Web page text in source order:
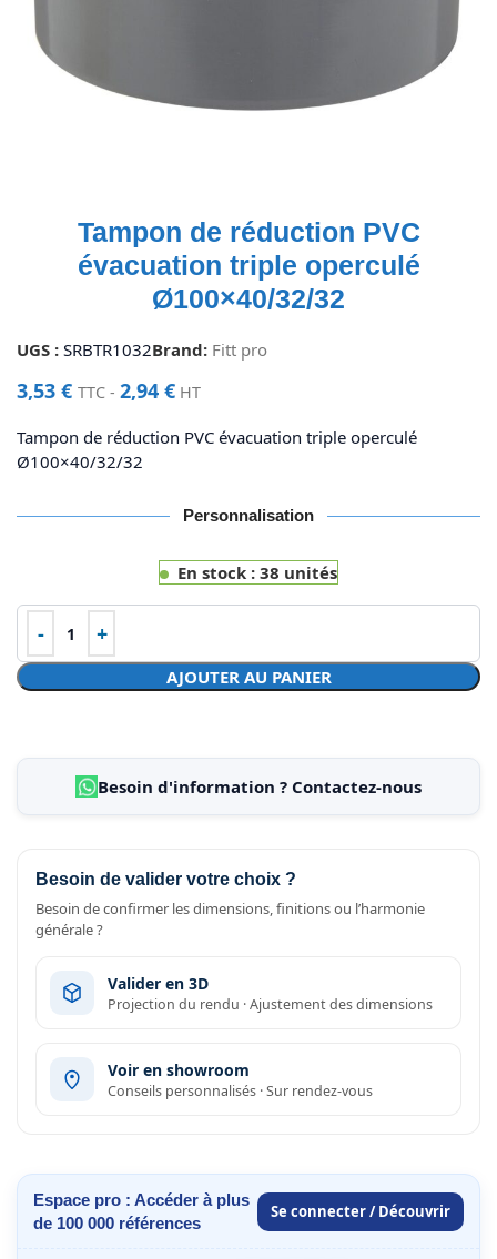
Tampon de réduction PVC
évacuation triple operculé
Ø100×40/32/32
UGS : SRBTR1032Brand: Fitt pro
3,53 € TTC - 2,94 € HT
Tampon de réduction PVC évacuation triple operculé
Ø100×40/32/32
Personnalisation
En stock : 38 unités
AJOUTER AU PANIER
Besoin d'information ? Contactez-nous
Besoin de valider votre choix ?
Besoin de confirmer les dimensions, finitions ou l’harmonie
générale ?
Valider en 3D
Projection du rendu · Ajustement des dimensions
Voir en showroom
Conseils personnalisés · Sur rendez-vous
Espace pro : Accéder à plus
de 100 000 références
Se connecter / Découvrir